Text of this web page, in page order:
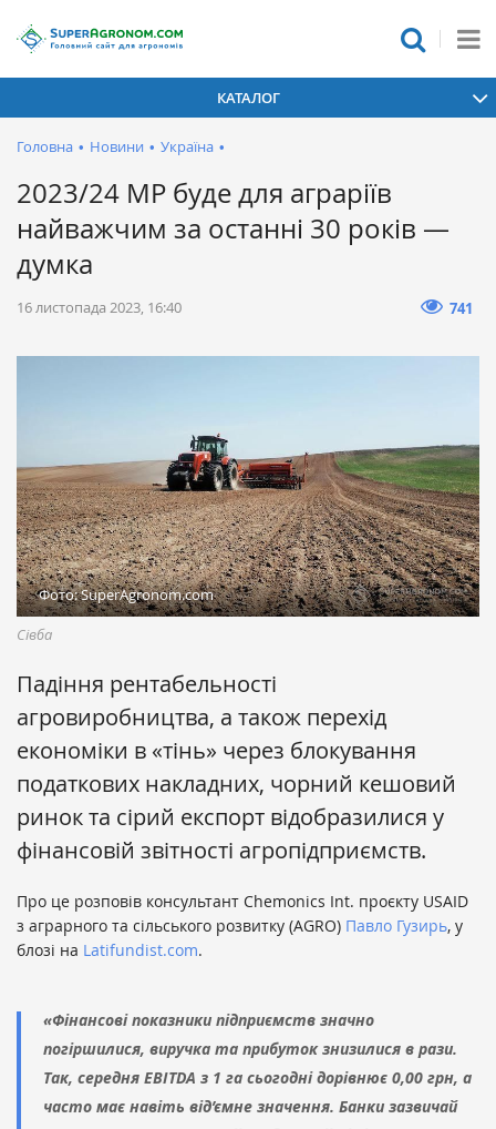
КАТАЛОГ
Головна • Новини • Україна •
2023/24 МР буде для аграріїв
найважчим за останні 30 років —
думка
16 листопада 2023, 16:40 741
Фото: SuperAgronom.com
Сівба
Падіння рентабельності
агровиробництва, а також перехід
економіки в «тінь» через блокування
податкових накладних, чорний кешовий
ринок та сірий експорт відобразилися у
фінансовій звітності агропідприємств.
Про це розповів консультант Chemonics Int. проєкту USAID
з аграрного та сільського розвитку (AGRO) Павло Гузирь, у
блозі на Latifundist.com.
«Фінансові показники підприємств значно
погіршилися, виручка та прибуток знизилися в рази.
Так, середня EBITDA з 1 га сьогодні дорівнює 0,00 грн, а
часто має навіть від’ємне значення. Банки зазвичай